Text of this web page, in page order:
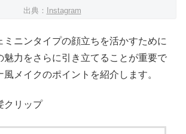
出典： Instagram
ミニンタイプの顔立ちを活かすために
魅力をさらに引き立てることが重要で
メイクのポイントを紹介します。
クリップ